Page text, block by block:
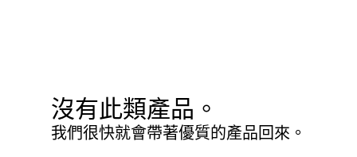
沒有此類產品。
我們很快就會帶著優質的產品回來。